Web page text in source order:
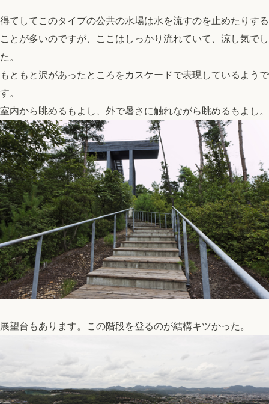
top
PHILOSOPHY・PROCESS
ARCHITECT
WORKS
JOURNAL
archive
得てしてこのタイプの公共の水場は水を流すのを止めたりする
ことが多いのですが、ここはしっかり流れていて、涼し気でし
た。
もともと沢があったところをカスケードで表現しているようで
す。
室内から眺めるもよし、外で暑さに触れながら眺めるもよし。
展望台もあります。この階段を登るのが結構キツかった。